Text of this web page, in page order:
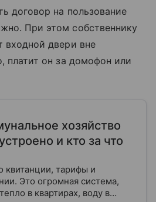
договор на пользование
При этом собственнику
входной двери вне
платит он за домофон или
хозяйство
и кто за что
тарифы и
Это огромная система,
в квартирах, воду в